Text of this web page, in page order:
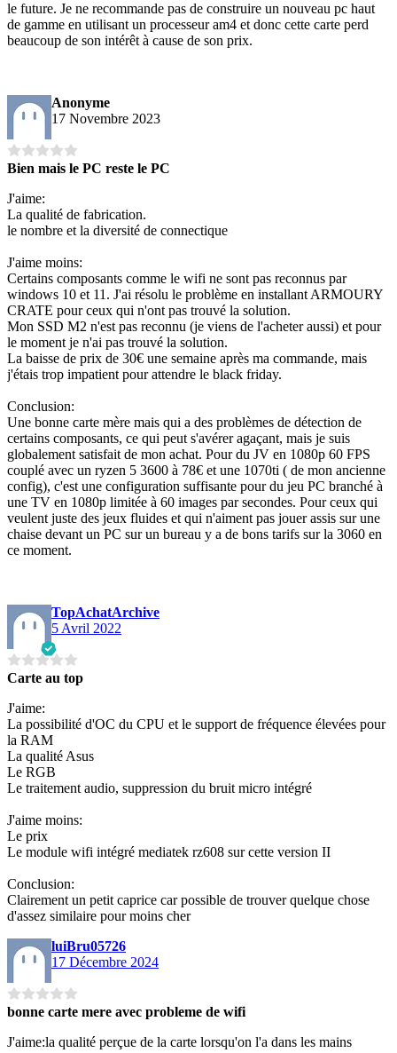
le future. Je ne recommande pas de construire un nouveau pc haut
de gamme en utilisant un processeur am4 et donc cette carte perd
beaucoup de son intérêt à cause de son prix.
Anonyme
17 Novembre 2023
Bien mais le PC reste le PC
J'aime:
La qualité de fabrication.
le nombre et la diversité de connectique
J'aime moins:
Certains composants comme le wifi ne sont pas reconnus par
windows 10 et 11. J'ai résolu le problème en installant ARMOURY
CRATE pour ceux qui n'ont pas trouvé la solution.
Mon SSD M2 n'est pas reconnu (je viens de l'acheter aussi) et pour
le moment je n'ai pas trouvé la solution.
La baisse de prix de 30€ une semaine après ma commande, mais
j'étais trop impatient pour attendre le black friday.
Conclusion:
Une bonne carte mère mais qui a des problèmes de détection de
certains composants, ce qui peut s'avérer agaçant, mais je suis
globalement satisfait de mon achat. Pour du JV en 1080p 60 FPS
couplé avec un ryzen 5 3600 à 78€ et une 1070ti ( de mon ancienne
config), c'est une configuration suffisante pour du jeu PC branché à
une TV en 1080p limitée à 60 images par secondes. Pour ceux qui
veulent juste des jeux fluides et qui n'aiment pas jouer assis sur une
chaise devant un PC sur un bureau y a de bons tarifs sur la 3060 en
ce moment.
TopAchatArchive
5 Avril 2022
Carte au top
J'aime:
La possibilité d'OC du CPU et le support de fréquence élevées pour
la RAM
La qualité Asus
Le RGB
Le traitement audio, suppression du bruit micro intégré
J'aime moins:
Le prix
Le module wifi intégré mediatek rz608 sur cette version II
Conclusion:
Clairement un petit caprice car possible de trouver quelque chose
d'assez similaire pour moins cher
luiBru05726
17 Décembre 2024
bonne carte mere avec probleme de wifi
J'aime:la qualité perçue de la carte lorsqu'on l'a dans les mains